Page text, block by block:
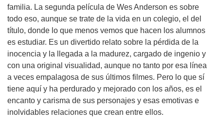
familia. La segunda película de Wes Anderson es sobre
todo eso, aunque se trate de la vida en un colegio, el del
título, donde lo que menos vemos que hacen los alumnos
es estudiar. Es un divertido relato sobre la pérdida de la
inocencia y la llegada a la madurez, cargado de ingenio y
con una original visualidad, aunque no tanto por esa línea
a veces empalagosa de sus últimos filmes. Pero lo que sí
tiene aquí y ha perdurado y mejorado con los años, es el
encanto y carisma de sus personajes y esas emotivas e
inolvidables relaciones que crean entre ellos.